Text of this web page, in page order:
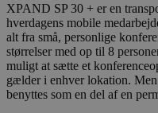
XPAND SP 30 + er en
hverdagens mobile
alt fra små, personlige
størrelser med op til 8
muligt at sætte et
gælder i enhver lokation.
benyttes som en del af en